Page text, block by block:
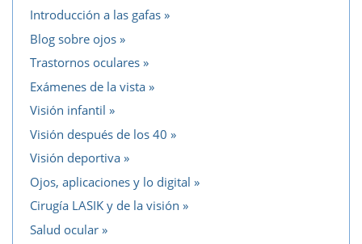
Introducción a las gafas
Blog sobre ojos
Trastornos oculares
Exámenes de la vista
Visión infantil
Visión después de los 40
Visión deportiva
Ojos, aplicaciones y lo digital
Cirugía LASIK y de la visión
Salud ocular